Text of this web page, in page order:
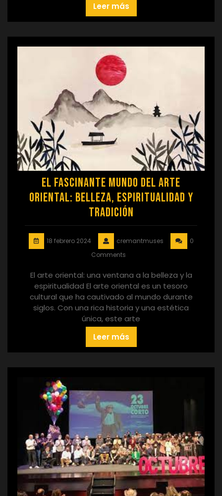
Leer más
El fascinante mundo del arte
oriental: Belleza, Espiritualidad y
Tradición
18 febrero 2024 cremantmuses
0
Comments
El arte oriental: una ventana a la belleza y la
espiritualidad El arte oriental es un tesoro
cultural que ha cautivado al mundo durante
siglos. Con una rica historia y una estética
única, este arte
Leer más